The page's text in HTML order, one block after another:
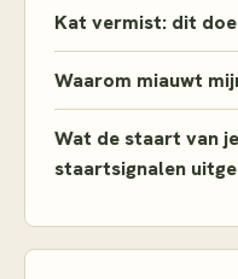
Kat vermist: dit
Waarom miauwt
Wat de staart van
staartsignalen